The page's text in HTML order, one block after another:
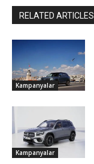
RELATED ARTICLES
Kampanyalar
Kampanyalar